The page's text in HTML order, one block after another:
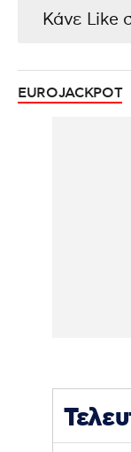
Κάνε Like
EUROJACKPOT